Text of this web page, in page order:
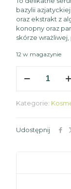
bazylii
oraz ekstrakt z
konopny oraz
skórze
12 w magazynie
Serum
Kategorie:
Udostępnij